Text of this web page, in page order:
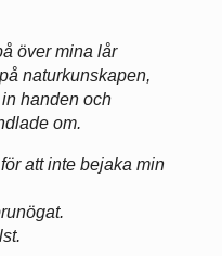
över mina lår
naturkunskapen,
handen och
om.
att inte bejaka min